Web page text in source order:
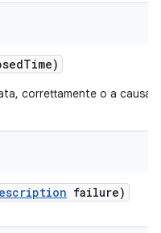
Time)
correttamente o a causa
failure)